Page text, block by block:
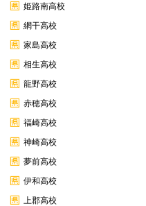
姫路南高校
網干高校
家島高校
相生高校
龍野高校
赤穂高校
福崎高校
神崎高校
夢前高校
伊和高校
上郡高校